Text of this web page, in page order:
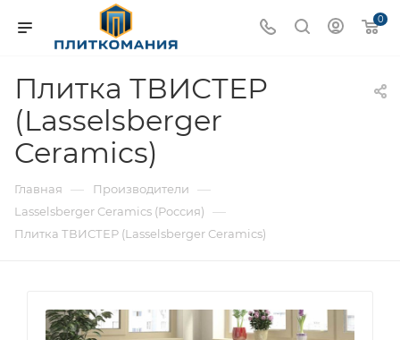
0
Плитка ТВИСТЕР
(Lasselsberger
Ceramics)
Главная — Производители —
Lasselsberger Ceramics (Россия) —
Плитка ТВИСТЕР (Lasselsberger Ceramics)